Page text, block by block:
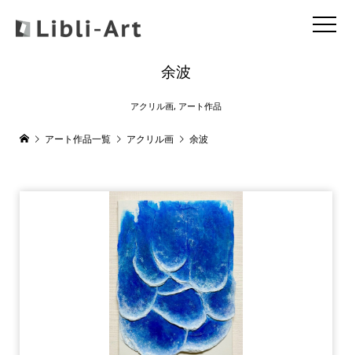
余波
アクリル画, アート作品
アート作品一覧 アクリル画 余波